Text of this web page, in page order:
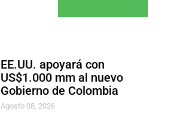
EE.UU. apoyará con
US$1.000 mm al nuevo
Gobierno de Colombia
Agosto 08, 2026